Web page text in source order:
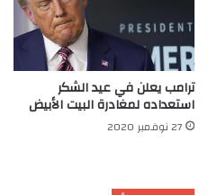
ترامب يعلن في عيد الشكر
استعداده لمغادرة البيت الأبيض
27 نوفمبر 2020